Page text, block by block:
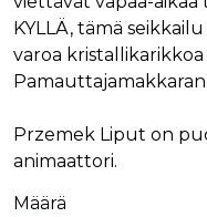
KYLLÄ, tämä
varoa kristallikarikkoa
Przemek Liput on
animaattori.
Määrä